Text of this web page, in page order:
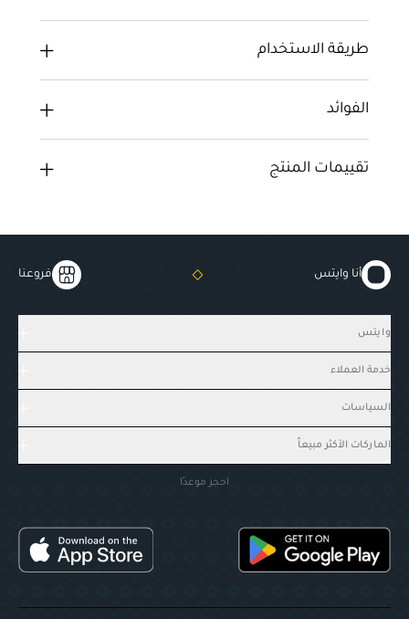
طريقة الاستخدام
الفوائد
تقييمات المنتج
أنا وايتس فروعنا
وايتس
خدمة العملاء
السياسات
الماركات الأكثر مبيعاً
احجز موعدًا